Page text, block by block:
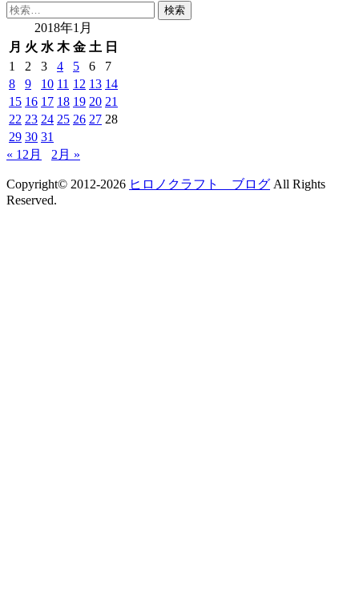
検
2018年1月
月 火 水 木 金 土 日
1
2 3 4 5 6
7
8
9 10 11 12 13 14
15 16 17 18 19 20 21
22 23 24 25 26 27 28
29 30 31
« 12月
2月 »
Copyright© 2012-2026 ヒロノクラフト ブログ All Rights
Reserved.